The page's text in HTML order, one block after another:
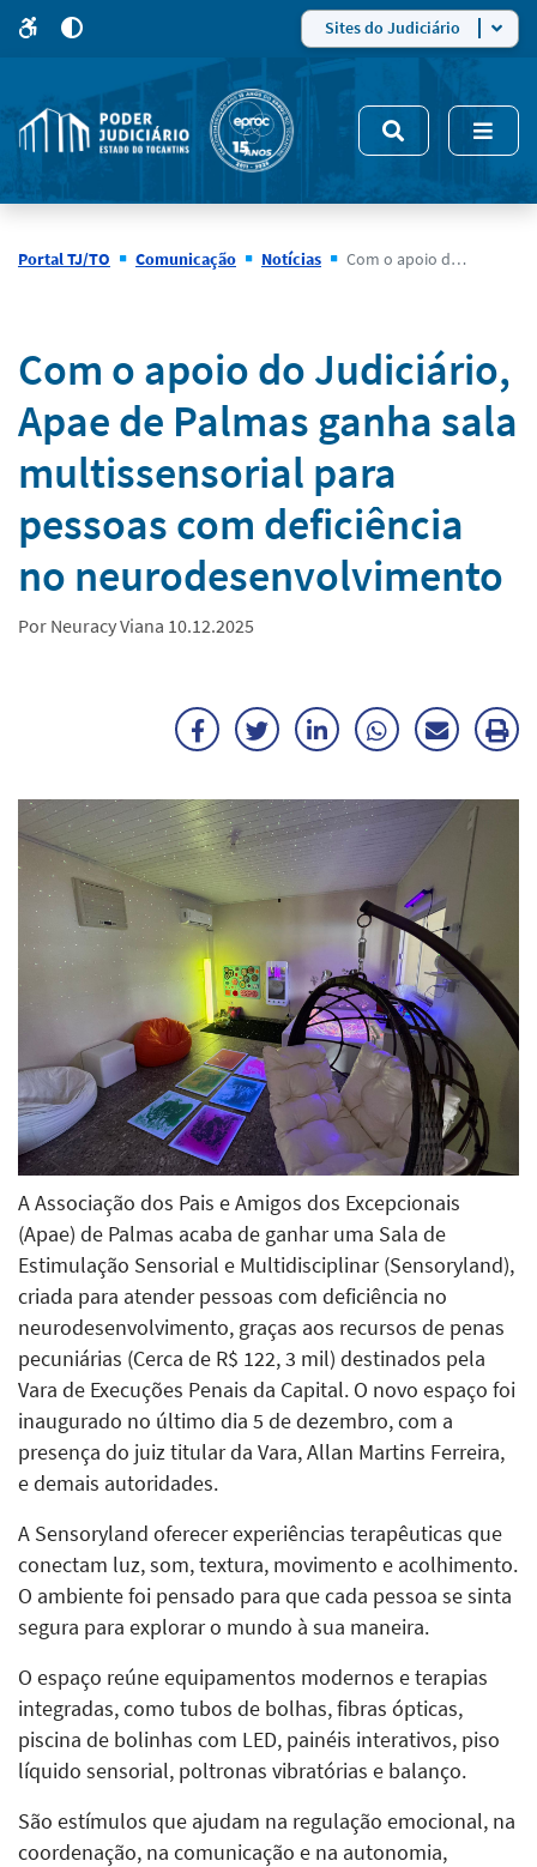
site
5
modo
de
alto
Sites do Judiciário
Portal TJ/TO Comunicação Notícias Com o apoio do Judiciário, Apae de Palmas ganha sala multissensorial para pessoas com deficiência no neurodesenvolvimento
Notícias
Com o apoio do Judiciário,
Apae de Palmas ganha sala
multissensorial para
pessoas com deficiência
no neurodesenvolvimento
Por Neuracy Viana 10.12.2025
FacebookTwitterLinkedInWhatsApp
Enviar
E-
mail
A Associação dos Pais e Amigos dos Excepcionais
(Apae) de Palmas acaba de ganhar uma Sala de
Estimulação Sensorial e Multidisciplinar (Sensoryland),
criada para atender pessoas com deficiência no
neurodesenvolvimento, graças aos recursos de penas
pecuniárias (Cerca de R$ 122, 3 mil) destinados pela
Vara de Execuções Penais da Capital. O novo espaço foi
inaugurado no último dia 5 de dezembro, com a
presença do juiz titular da Vara, Allan Martins Ferreira,
e demais autoridades.
A Sensoryland oferecer experiências terapêuticas que
conectam luz, som, textura, movimento e acolhimento.
O ambiente foi pensado para que cada pessoa se sinta
segura para explorar o mundo à sua maneira.
O espaço reúne equipamentos modernos e terapias
integradas, como tubos de bolhas, fibras ópticas,
piscina de bolinhas com LED, painéis interativos, piso
líquido sensorial, poltronas vibratórias e balanço.
São estímulos que ajudam na regulação emocional, na
coordenação, na comunicação e na autonomia,